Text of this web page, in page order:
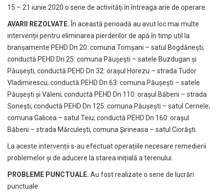
15 – 21 iunie 2020 o serie de activităţi în întreaga arie de operare.
AVARII REZOLVATE. În această perioadă au avut loc mai multe
intervenții pentru eliminarea pierderilor de apă în timp util la
branșamente PEHD Dn 20: comuna Tomșani – satul Bogdănești;
conductă PEHD Dn 25: comuna Păușești – satele Buzdugan și
Păușești, conductă PEHD Dn 32: orașul Horezu – strada Tudor
Vladimirescu; conductă PEHD Dn 63: comuna Păușești – satele
Păușești și Văleni; conductă PEHD Dn 110: orașul Băbeni – strada
Sonești; conductă PEHD Dn 125: comuna Păușești – satul Cernele,
comuna Galicea – satul Teiu; conductă PEHD Dn 160: orașul
Băbeni – strada Mărculești, comuna Șirineasa – satul Ciorăști.
La aceste intervenții s-au efectuat operațiile necesare remedierii
problemelor și de aducere la starea inițială a terenului.
PROBLEME PUNCTUALE. Au fost realizate o serie de lucrări
punctuale: